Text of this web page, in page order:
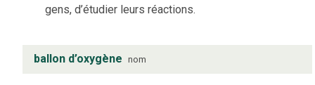
gens, d’étudier leurs réactions.
ballon d’oxygène nom